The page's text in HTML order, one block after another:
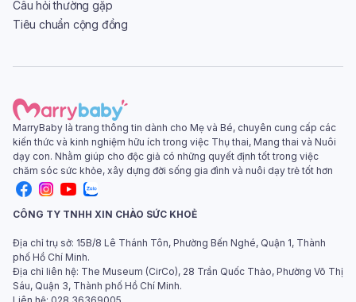
Câu hỏi thường gặp
Tiêu chuẩn cộng đồng
MarryBaby là trang thông tin dành cho Mẹ và Bé, chuyên cung cấp các
kiến thức và kinh nghiệm hữu ích trong việc Thụ thai, Mang thai và Nuôi
dạy con. Nhằm giúp cho độc giả có những quyết định tốt trong việc
chăm sóc sức khỏe, xây dựng đời sống gia đình và nuôi dạy trẻ tốt hơn
CÔNG TY TNHH XIN CHÀO SỨC KHOẺ
Địa chỉ trụ sở: 15B/8 Lê Thánh Tôn, Phường Bến Nghé, Quận 1, Thành
phố Hồ Chí Minh.
Địa chỉ liên hệ: The Museum (CirCo), 28 Trần Quốc Thảo, Phường Võ Thị
Sáu, Quận 3, Thành phố Hồ Chí Minh.